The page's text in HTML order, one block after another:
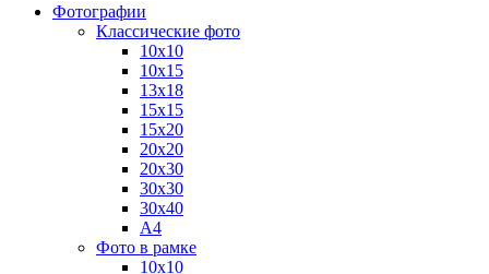
Фотографии
Классические фото
10х10
10х15
13х18
15х15
15х20
20х20
20х30
30х30
30х40
А4
Фото в рамке
10х10